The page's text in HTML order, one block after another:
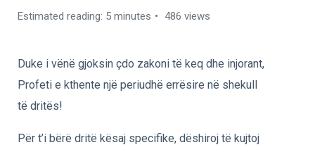
Estimated reading: 5 minutes 486 views
Duke i vënë gjoksin çdo zakoni të keq dhe injorant,
Profeti e kthente një periudhë errësire në shekull
të dritës!
Për t’i bërë dritë kësaj specifike, dëshiroj të kujtoj